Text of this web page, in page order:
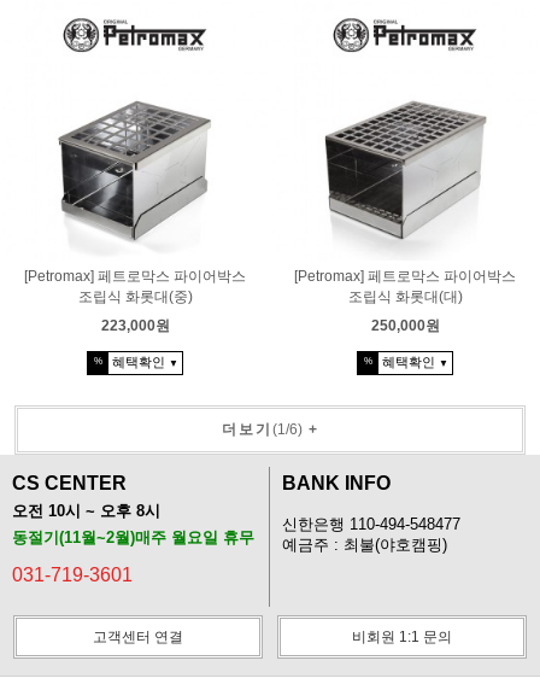
[Petromax] 페트로막스 파이어박스
조립식 화롯대(중)
223,000원
% 혜택확인 ▼
[Petromax] 페트로막스 파이어박스
조립식 화롯대(대)
250,000원
% 혜택확인 ▼
더보기 (1/6)+
CS CENTER
오전 10시 ~ 오후 8시
동절기(11월~2월)매주 월요일 휴무
031-719-3601
BANK INFO
신한은행 110-494-548477
예금주 : 최불(야호캠핑)
고객센터 연결 비회원 1:1 문의